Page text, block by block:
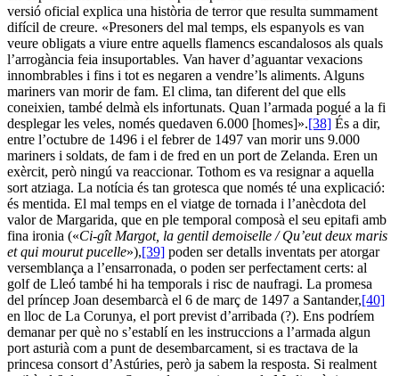
versió oficial explica una història de terror que resulta summament
difícil de creure. «Presoners del mal temps, els espanyols es van
veure obligats a viure entre aquells flamencs escandalosos als quals
l’arrogància feia insuportables. Van haver d’aguantar vexacions
innombrables i fins i tot es negaren a vendre’ls aliments. Alguns
mariners van morir de fam. El clima, tan diferent del que ells
coneixien, també delmà els infortunats. Quan l’armada pogué a la fi
desplegar les veles, només quedaven 6.000 [homes]».[38] És a dir,
entre l’octubre de 1496 i el febrer de 1497 van morir uns 9.000
mariners i soldats, de fam i de fred en un port de Zelanda. Eren un
exèrcit, però ningú va reaccionar. Tothom es va resignar a aquella
sort atziaga. La notícia és tan grotesca que només té una explicació:
és mentida. El mal temps en el viatge de tornada i l’anècdota del
valor de Margarida, que en ple temporal composà el seu epitafi amb
fina ironia («Ci-gît Margot, la gentil demoiselle / Qu’eut deux maris
et qui mourut pucelle»),[39] poden ser detalls inventats per atorgar
versemblança a l’ensarronada, o poden ser perfectament certs: al
golf de Lleó també hi ha temporals i risc de naufragi. La promesa
del príncep Joan desembarcà el 6 de març de 1497 a Santander,[40]
en lloc de La Corunya, el port previst d’arribada (?). Ens podríem
demanar per què no s’establí en les instruccions a l’armada algun
port asturià com a punt de desembarcament, si es tractava de la
princesa consort d’Astúries, però ja sabem la resposta. Si realment